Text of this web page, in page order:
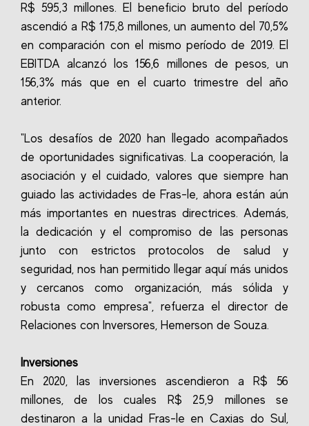
R$ 595,3 millones. El beneficio bruto del período
ascendió a R$ 175,8 millones, un aumento del 70,5%
en comparación con el mismo período de 2019. El
EBITDA alcanzó los 156,6 millones de pesos, un
156,3% más que en el cuarto trimestre del año
anterior.
"Los desafíos de 2020 han llegado acompañados
de oportunidades significativas. La cooperación, la
asociación y el cuidado, valores que siempre han
guiado las actividades de Fras-le, ahora están aún
más importantes en nuestras directrices. Además,
la dedicación y el compromiso de las personas
junto con estrictos protocolos de salud y
seguridad, nos han permitido llegar aquí más unidos
y cercanos como organización, más sólida y
robusta como empresa", refuerza el director de
Relaciones con Inversores, Hemerson de Souza.
Inversiones
En 2020, las inversiones ascendieron a R$ 56
millones, de los cuales R$ 25,9 millones se
destinaron a la unidad Fras-le en Caxias do Sul,